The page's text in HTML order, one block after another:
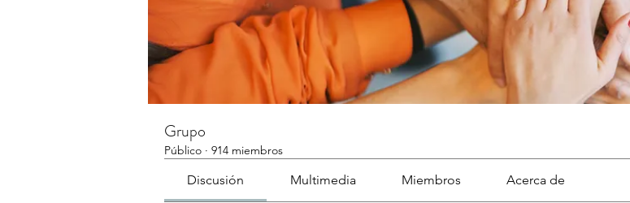
Grupo
Público · 914 miembros
Discusión Multimedia Miembros Acerca de